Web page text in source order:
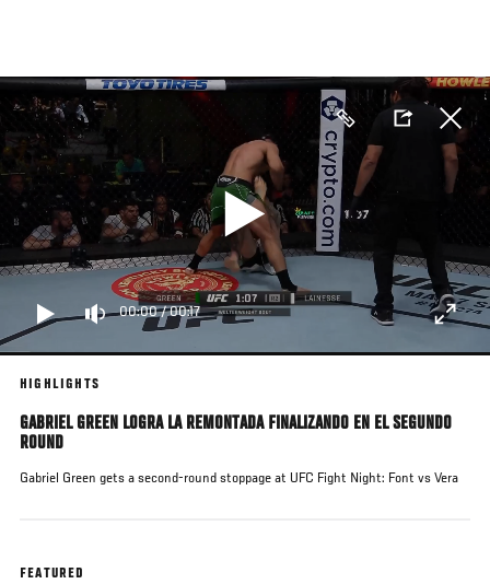
contenido
principal
00:00/00:17
HIGHLIGHTS
GABRIEL GREEN LOGRA LA REMONTADA FINALIZANDO EN EL SEGUNDO
ROUND
Gabriel Green gets a second-round stoppage at UFC Fight Night: Font vs Vera
FEATURED